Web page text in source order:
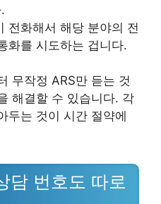
전화해서 해당 분야의 전
화를 시도하는 겁니다.
무작정 ARS만 듣는 것
해결할 수 있습니다. 각
두는 것이 시간 절약에
담 번호도 따로